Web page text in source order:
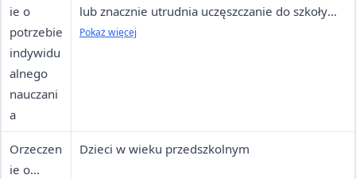
ie o
potrzebie
indywidu
alnego
nauczani
a
lub znacznie utrudnia uczęszczanie do szkoły
(na czas nie krótszy niż 30 dni)
Pokaż więcej
Orzeczen
ie o
Dzieci w wieku przedszkolnym